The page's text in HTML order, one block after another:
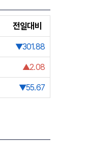
전일대비
▼301.88
▲2.08
▼55.67